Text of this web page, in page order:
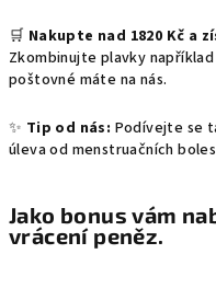
🛒 Nakupte nad 1820 Kč a
Zkombinujte plavky
poštovné máte na nás.
✨ Tip od nás: Podívejte se
úleva od menstruačních
Jako bonus vám
vrácení peněz.